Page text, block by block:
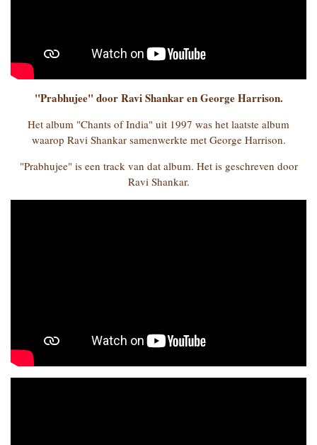
"Prabhujee" door Ravi Shankar en George Harrison.
Het album "Chants of India" uit 1997 was het laatste album
waarop Ravi Shankar samenwerkte met George Harrison.
"Prabhujee" is een track van dat album. Het is geschreven door
Ravi Shankar.